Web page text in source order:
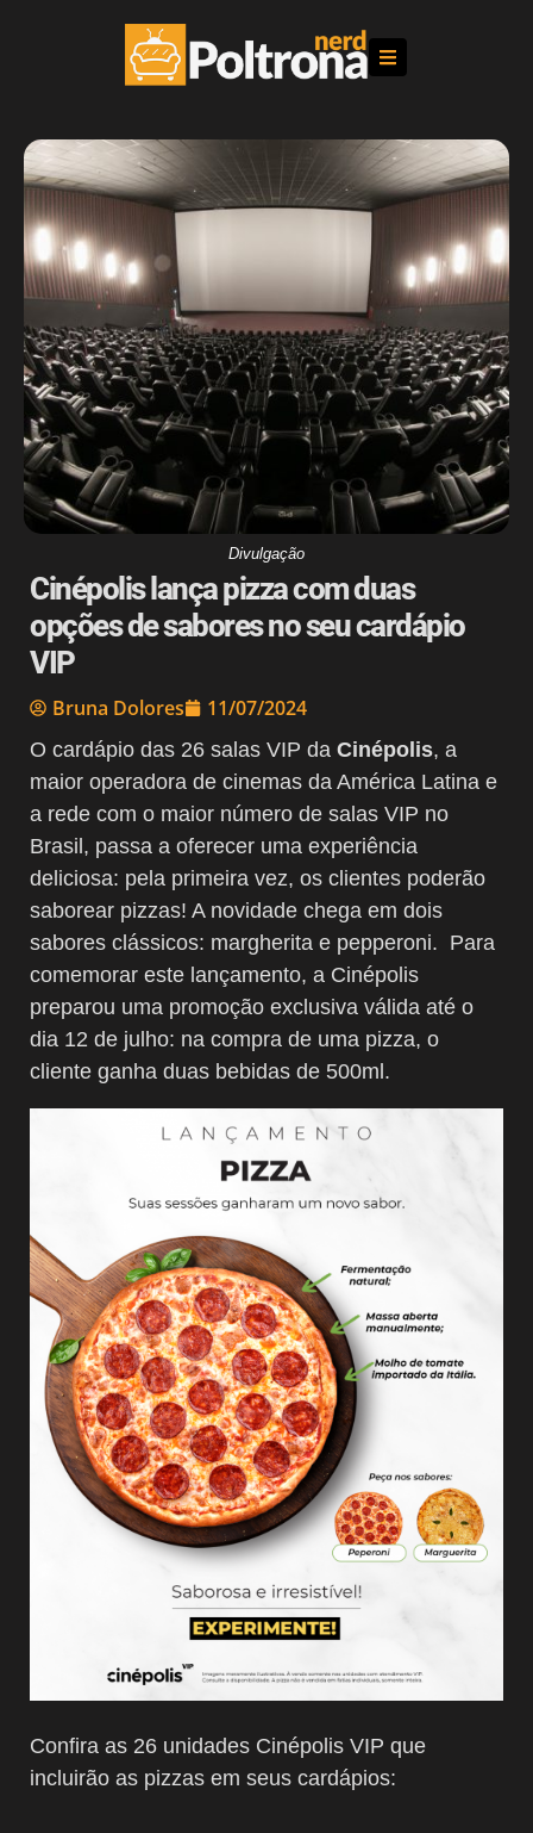
Divulgação
Cinépolis lança pizza com duas
opções de sabores no seu cardápio
VIP
Bruna Dolores 11/07/2024
O cardápio das 26 salas VIP da Cinépolis, a
maior operadora de cinemas da América Latina e
a rede com o maior número de salas VIP no
Brasil, passa a oferecer uma experiência
deliciosa: pela primeira vez, os clientes poderão
saborear pizzas! A novidade chega em dois
sabores clássicos: margherita e pepperoni. Para
comemorar este lançamento, a Cinépolis
preparou uma promoção exclusiva válida até o
dia 12 de julho: na compra de uma pizza, o
cliente ganha duas bebidas de 500ml.
Confira as 26 unidades Cinépolis VIP que
incluirão as pizzas em seus cardápios: